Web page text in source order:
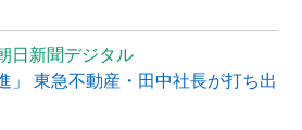
日新聞デジタル
」 東急不動産・田中社長が打ち出